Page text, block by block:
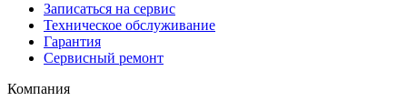
Записаться на сервис
Техническое обслуживание
Гарантия
Сервисный ремонт
Компания